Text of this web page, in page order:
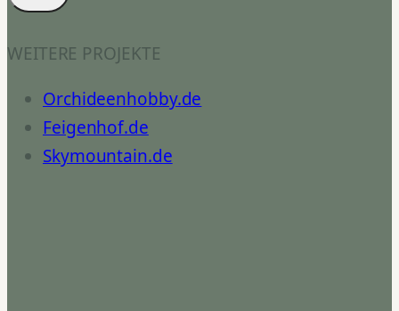
WEITERE PROJEKTE
Orchideenhobby.de
Feigenhof.de
Skymountain.de